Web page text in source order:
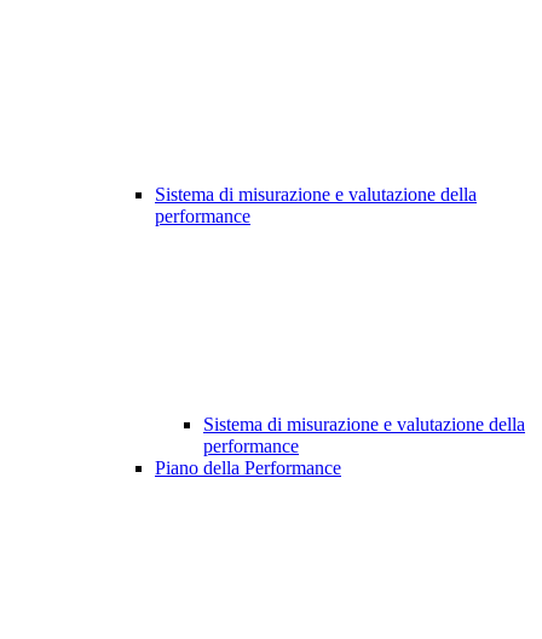
Sistema di misurazione e valutazione della
performance
Sistema di misurazione e valutazione della
performance
Piano della Performance